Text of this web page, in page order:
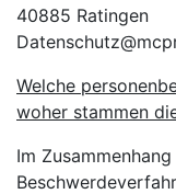
40885 Ratingen
Welche
woher stammen
Im